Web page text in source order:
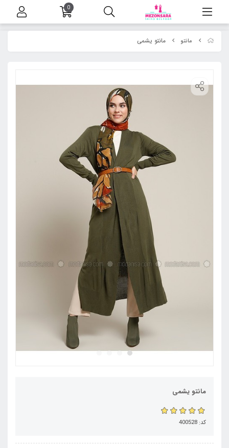
مانتو مانتو یشمی
مانتو یشمی
کد: 400528
0